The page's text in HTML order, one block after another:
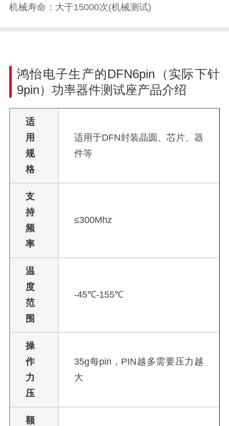
机械寿命：大于15000次(机械测试)
鸿怡电子生产的DFN6pin（实际下针
9pin）功率器件测试座产品介绍
适
用
规
格
适用于DFN封装晶圆、芯片、器
件等
支
持
频
率
≤300Mhz
温
度
范
围
-45℃-155℃
操
作
力
压
35g每pin，PIN越多需要压力越
大
额